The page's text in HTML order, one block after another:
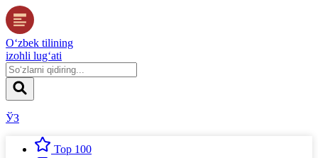
O‘zbek tilining
izohli lug‘ati
ЎЗ
Top 100